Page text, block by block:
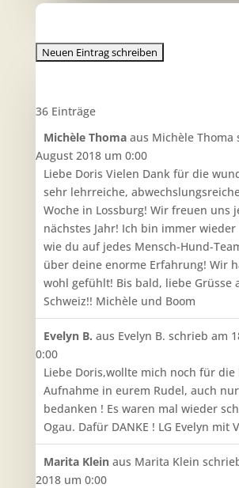
36 Einträge
Michèle Thoma aus Michèle Thoma
August 2018 um 0:00
Liebe Doris Vielen Dank für die
sehr lehrreiche,
Woche in Lossburg! Wir freuen uns
nächstes Jahr! Ich bin immer
wie du auf jedes Mensch-Hund-
über deine enorme Erfahrung! Wir
wohl gefühlt! Bis bald, liebe Grüsse
Schweiz!! Michèle und Boom
Evelyn B. aus Evelyn B. schrieb am
0:00
Liebe Doris,wollte mich noch für die
Aufnahme in eurem Rudel, auch
bedanken ! Es waren mal wieder
Ogau. Dafür DANKE ! LG Evelyn mit
Marita Klein aus Marita Klein
2018 um 0:00